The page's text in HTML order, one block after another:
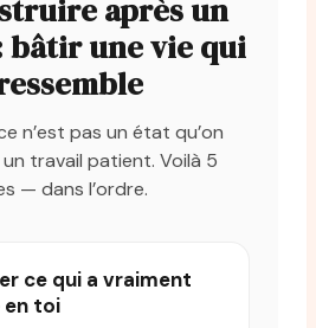
après un
une vie qui
n’est pas un état qu’on
travail patient. Voilà 5
— dans l’ordre.
ce qui a vraiment
en toi